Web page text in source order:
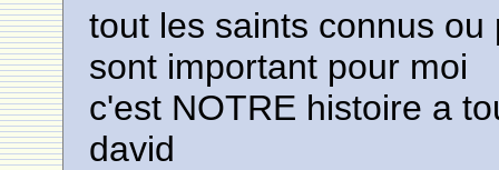
tout les saints connus
sont important pour moi
c'est NOTRE histoire a
david